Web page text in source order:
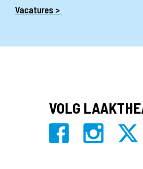
Vacatures >
VOLG